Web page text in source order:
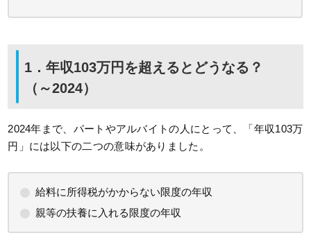
1．年収103万円を超えるとどうなる？
（～2024）
2024年まで、パートやアルバイトの人にとって、「年収103万
円」には以下の二つの意味がありました。
給料に所得税がかからない限度の年収
親等の扶養に入れる限度の年収